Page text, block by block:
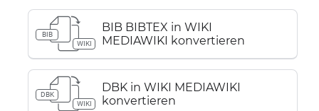
BIB
WIKI
BIB BIBTEX in WIKI
MEDIAWIKI konvertieren
DBK
WIKI
DBK in WIKI MEDIAWIKI
konvertieren